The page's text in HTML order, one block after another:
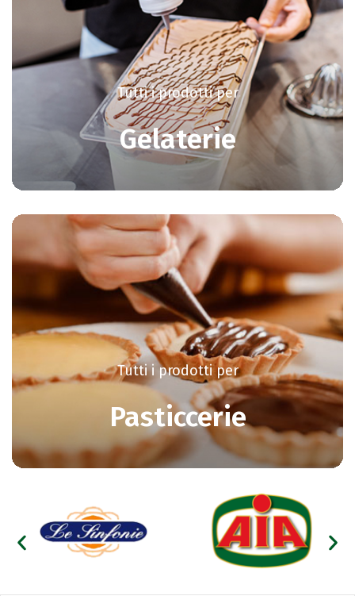
Tutti i prodotti per
Gelaterie
Tutti i prodotti per
Pasticcerie